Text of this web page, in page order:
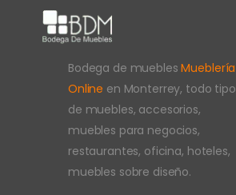
Bodega de mueblesMueblería
Online en Monterrey, todo tipo
de muebles, accesorios,
muebles para negocios,
restaurantes, oficina, hoteles,
muebles sobre diseño.